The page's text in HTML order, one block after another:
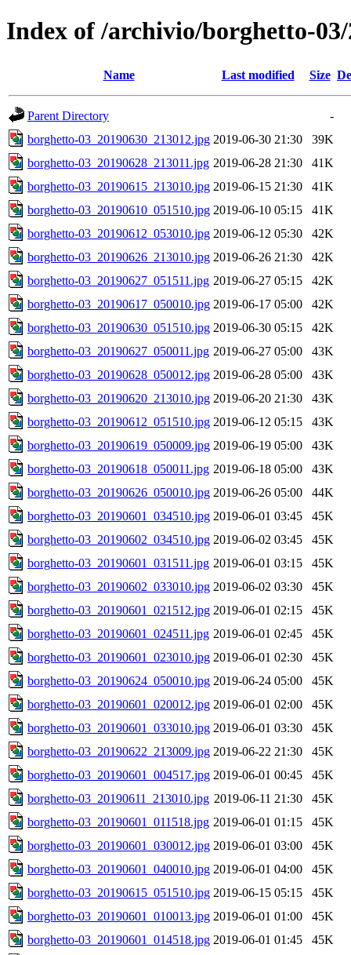
Index of /archivio/borghetto-03/
Name Last modified Size
Parent Directory
-
borghetto-03_20190630_213012.jpg 2019-06-30 21:30
39K
borghetto-03_20190628_213011.jpg 2019-06-28 21:30
41K
borghetto-03_20190615_213010.jpg 2019-06-15 21:30
41K
borghetto-03_20190610_051510.jpg 2019-06-10 05:15
41K
borghetto-03_20190612_053010.jpg 2019-06-12 05:30
42K
borghetto-03_20190626_213010.jpg 2019-06-26 21:30
42K
borghetto-03_20190627_051511.jpg 2019-06-27 05:15
42K
borghetto-03_20190617_050010.jpg 2019-06-17 05:00
42K
borghetto-03_20190630_051510.jpg 2019-06-30 05:15
42K
borghetto-03_20190627_050011.jpg 2019-06-27 05:00
43K
borghetto-03_20190628_050012.jpg 2019-06-28 05:00
43K
borghetto-03_20190620_213010.jpg 2019-06-20 21:30
43K
borghetto-03_20190612_051510.jpg 2019-06-12 05:15
43K
borghetto-03_20190619_050009.jpg 2019-06-19 05:00
43K
borghetto-03_20190618_050011.jpg 2019-06-18 05:00
43K
borghetto-03_20190626_050010.jpg 2019-06-26 05:00
44K
borghetto-03_20190601_034510.jpg 2019-06-01 03:45
45K
borghetto-03_20190602_034510.jpg 2019-06-02 03:45
45K
borghetto-03_20190601_031511.jpg 2019-06-01 03:15
45K
borghetto-03_20190602_033010.jpg 2019-06-02 03:30
45K
borghetto-03_20190601_021512.jpg 2019-06-01 02:15
45K
borghetto-03_20190601_024511.jpg 2019-06-01 02:45
45K
borghetto-03_20190601_023010.jpg 2019-06-01 02:30
45K
borghetto-03_20190624_050010.jpg 2019-06-24 05:00
45K
borghetto-03_20190601_020012.jpg 2019-06-01 02:00
45K
borghetto-03_20190601_033010.jpg 2019-06-01 03:30
45K
borghetto-03_20190622_213009.jpg 2019-06-22 21:30
45K
borghetto-03_20190601_004517.jpg 2019-06-01 00:45
45K
borghetto-03_20190611_213010.jpg 2019-06-11 21:30
45K
borghetto-03_20190601_011518.jpg 2019-06-01 01:15
45K
borghetto-03_20190601_030012.jpg 2019-06-01 03:00
45K
borghetto-03_20190601_040010.jpg 2019-06-01 04:00
45K
borghetto-03_20190615_051510.jpg 2019-06-15 05:15
45K
borghetto-03_20190601_010013.jpg 2019-06-01 01:00
45K
borghetto-03_20190601_014518.jpg 2019-06-01 01:45
45K